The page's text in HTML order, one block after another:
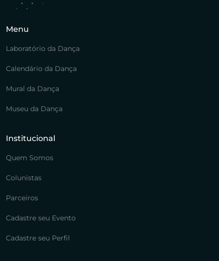
Menu
Laboratório da Dança
Calendário da Dança
Mural da Dança
Museu da Dança
Institucional
Quem Somos
Colunistas
Parceiros
Cadastre seu Evento
Cadastre seu Perfil